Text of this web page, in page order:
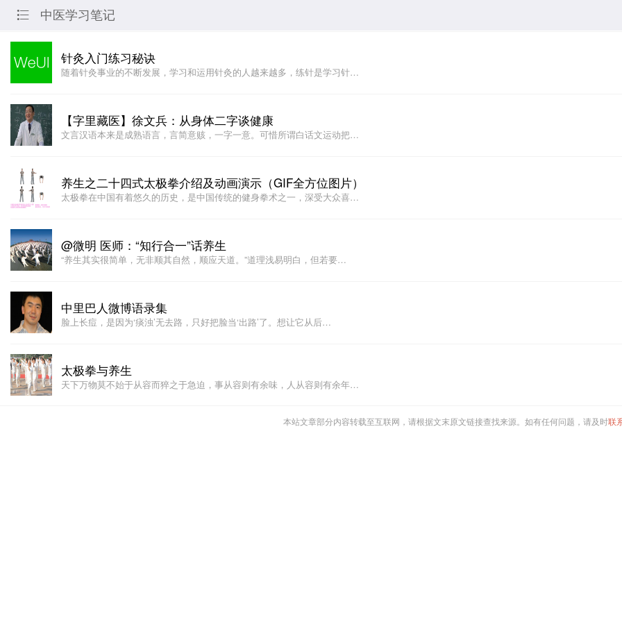
 中医学习笔记
针灸入门练习秘诀
随着针灸事业的不断发展，学习和运用针灸的人越来越多，练针是学习针…
【字里藏医】徐文兵：从身体二字谈健康
文言汉语本来是成熟语言，言简意赅，一字一意。可惜所谓白话文运动把…
养生之二十四式太极拳介绍及动画演示（GIF全方位图片）
太极拳在中国有着悠久的历史，是中国传统的健身拳术之一，深受大众喜…
@微明 医师：“知行合一”话养生
“养生其实很简单，无非顺其自然，顺应天道。”道理浅易明白，但若要…
中里巴人微博语录集
脸上长痘，是因为‘痰浊’无去路，只好把脸当‘出路’了。想让它从后…
太极拳与养生
天下万物莫不始于从容而猝之于急迫，事从容则有余味，人从容则有余年…
本站文章部分内容转载至互联网，请根据文末原文链接查找来源。如有任何问题，请及时联